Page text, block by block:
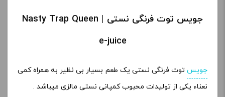
جویس توت فرنگی نستی | Nasty Trap Queen
e-juice
جویس توت فرنگی نستی یک طعم بسیار بی نظیر به همراه کمی
نعناء یکی از تولیدات محبوب کمپانی نستی مالزی میباشد .